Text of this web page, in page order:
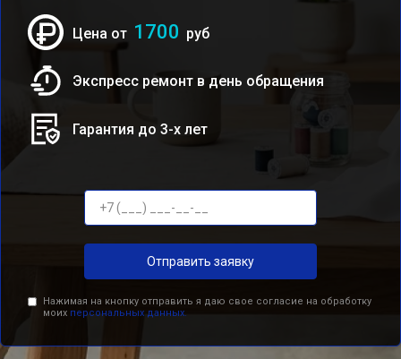
Цена от 1700 руб
Экспресс ремонт в день обращения
Гарантия до 3-х лет
Отправить заявку
Нажимая на кнопку отправить я даю свое согласие на обработку
моих персональных данных.